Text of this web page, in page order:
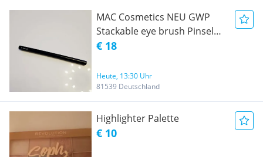
MAC Cosmetics NEU GWP
Stackable eye brush Pinsel
new
€ 18
Heute, 13:30 Uhr
81539 Deutschland
Highlighter Palette
€ 10